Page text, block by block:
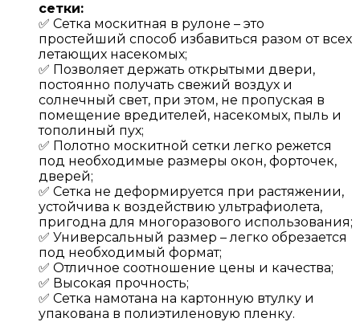
сетки:
✅ Сетка москитная в рулоне – это
простейший способ избавиться разом от всех
летающих насекомых;
✅ Позволяет держать открытыми двери,
постоянно получать свежий воздух и
солнечный свет, при этом, не пропуская в
помещение вредителей, насекомых, пыль и
тополиный пух;
✅ Полотно москитной сетки легко режется
под необходимые размеры окон, форточек,
дверей;
✅ Сетка не деформируется при растяжении,
устойчива к воздействию ультрафиолета,
пригодна для многоразового использования;
✅ Универсальный размер – легко обрезается
под необходимый формат;
✅ Отличное соотношение цены и качества;
✅ Высокая прочность;
✅ Сетка намотана на картонную втулку и
упакована в полиэтиленовую пленку.